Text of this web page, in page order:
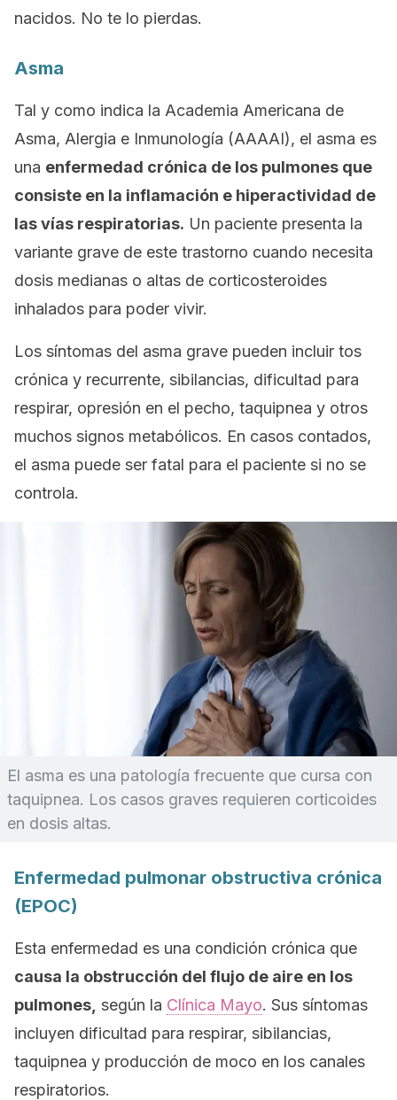
nacidos. No te lo pierdas.
Asma
Tal y como indica la Academia Americana de
Asma, Alergia e Inmunología (AAAAI), el asma es
una enfermedad crónica de los pulmones que
consiste en la inflamación e hiperactividad de
las vías respiratorias. Un paciente presenta la
variante grave de este trastorno cuando necesita
dosis medianas o altas de corticosteroides
inhalados para poder vivir.
Los síntomas del asma grave pueden incluir tos
crónica y recurrente, sibilancias, dificultad para
respirar, opresión en el pecho, taquipnea y otros
muchos signos metabólicos. En casos contados,
el asma puede ser fatal para el paciente si no se
controla.
El asma es una patología frecuente que cursa con
taquipnea. Los casos graves requieren corticoides
en dosis altas.
Enfermedad pulmonar obstructiva crónica
(EPOC)
Esta enfermedad es una condición crónica que
causa la obstrucción del flujo de aire en los
pulmones, según la Clínica Mayo. Sus síntomas
incluyen dificultad para respirar, sibilancias,
taquipnea y producción de moco en los canales
respiratorios.